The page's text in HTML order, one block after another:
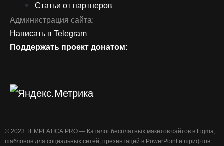
Статьи от партнеров
Администрация сайта:
Написать в Telegram
Поддержать проект донатом:
©️ 2023 TEMPLATICA.PRO — Каталог бесплатных макетов сайтов в Figma,
шаблонов для социальных сетей, презентаций в PowerPoint и шрифтов.